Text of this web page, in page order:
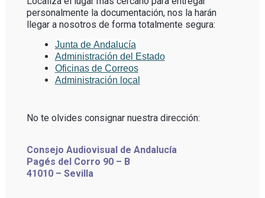
personalmente la documentación, nos la harán
llegar a nosotros de forma totalmente segura:
Junta de Andalucía
Administración del Estado
Oficinas de Correos
Administración local
No te olvides consignar nuestra dirección:
Consejo Audiovisual de Andalucía
Pagés del Corro 90 – B
41010 – Sevilla